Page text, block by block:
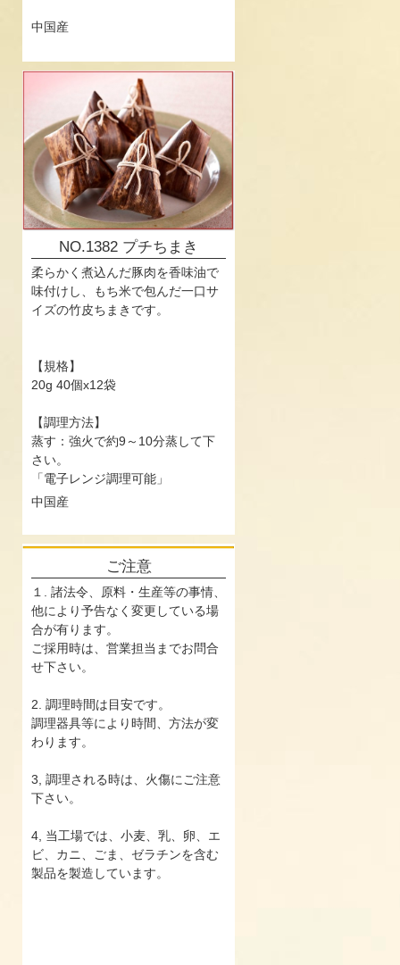
中国産
NO.1382 プチちまき
柔らかく煮込んだ豚肉を香味油で
味付けし、もち米で包んだ一口サ
イズの竹皮ちまきです。
【規格】
20g 40個x12袋
【調理方法】
蒸す：強火で約9～10分蒸して下
さい。
「電子レンジ調理可能」
中国産
ご注意
１. 諸法令、原料・生産等の事情、
他により予告なく変更している場
合が有ります。
ご採用時は、営業担当までお問合
せ下さい。
2. 調理時間は目安です。
調理器具等により時間、方法が変
わります。
3, 調理される時は、火傷にご注意
下さい。
4, 当工場では、小麦、乳、卵、エ
ビ、カニ、ごま、ゼラチンを含む
製品を製造しています。